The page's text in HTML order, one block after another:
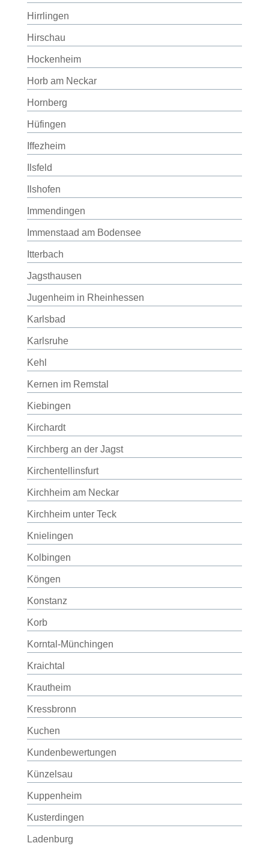
Hirrlingen
Hirschau
Hockenheim
Horb am Neckar
Hornberg
Hüfingen
Iffezheim
Ilsfeld
Ilshofen
Immendingen
Immenstaad am Bodensee
Itterbach
Jagsthausen
Jugenheim in Rheinhessen
Karlsbad
Karlsruhe
Kehl
Kernen im Remstal
Kiebingen
Kirchardt
Kirchberg an der Jagst
Kirchentellinsfurt
Kirchheim am Neckar
Kirchheim unter Teck
Knielingen
Kolbingen
Köngen
Konstanz
Korb
Korntal-Münchingen
Kraichtal
Krautheim
Kressbronn
Kuchen
Kundenbewertungen
Künzelsau
Kuppenheim
Kusterdingen
Ladenburg